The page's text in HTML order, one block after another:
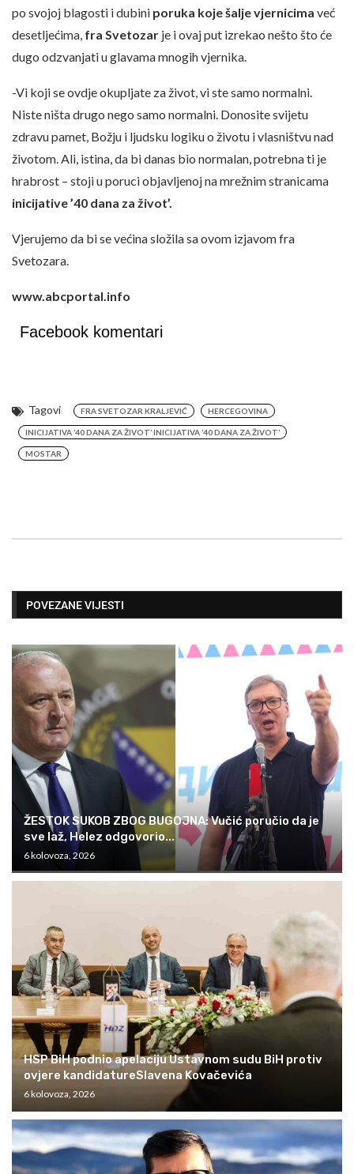
po svojoj blagosti i dubini poruka koje šalje vjernicima već
desetljećima, fra Svetozar je i ovaj put izrekao nešto što će
dugo odzvanjati u glavama mnogih vjernika.
-Vi koji se ovdje okupljate za život, vi ste samo normalni.
Niste ništa drugo nego samo normalni. Donosite svijetu
zdravu pamet, Božju i ljudsku logiku o životu i vlasništvu nad
životom. Ali, istina, da bi danas bio normalan, potrebna ti je
hrabrost – stoji u poruci objavljenoj na mrežnim stranicama
inicijative ’40 dana za život’.
Vjerujemo da bi se većina složila sa ovom izjavom fra
Svetozara.
www.abcportal.info
Facebook komentari
Tagovi FRA SVETOZAR KRALJEVIĆ HERCEGOVINA
INICIJATIVA ’40 DANA ZA ŽIVOT’ INICIJATIVA ’40 DANA ZA ŽIVOT’
MOSTAR
POVEZANE VIJESTI
ŽESTOK SUKOB ZBOG BUGOJNA: Vučić poručio da je
sve laž, Helez odgovorio...
6 kolovoza, 2026
HSP BiH podnio apelaciju Ustavnom sudu BiH protiv
ovjere kandidatureSlavena Kovačevića
6 kolovoza, 2026